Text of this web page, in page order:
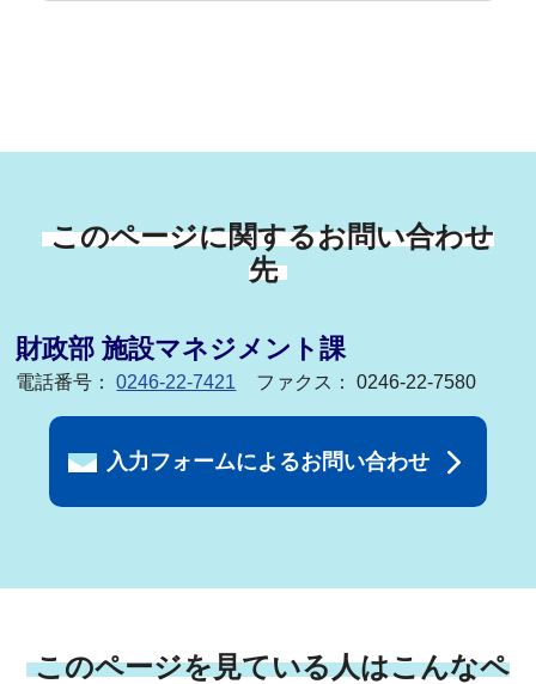
このページに関するお問い合わせ
先
財政部 施設マネジメント課
電話番号：0246-22-7421 ファクス： 0246-22-7580
入力フォームによるお問い合わせ
このページを見ている人はこんなペ